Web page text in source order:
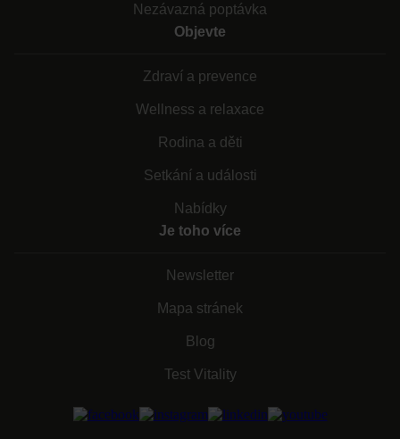
Nezávazná poptávka
Objevte
Zdraví a prevence
Wellness a relaxace
Rodina a děti
Setkání a události
Nabídky
Je toho více
Newsletter
Mapa stránek
Blog
Test Vitality